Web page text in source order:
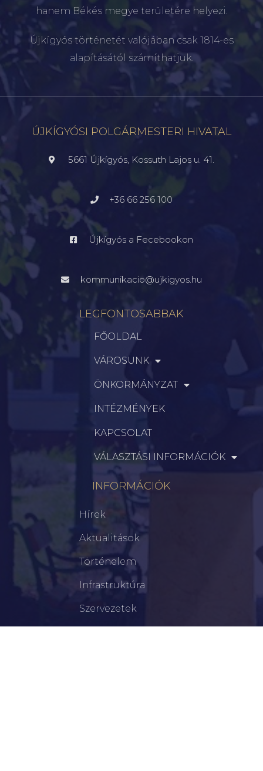
hanem Békés megye területére helyezi.
Újkígyós történetét valójában csak 1814-es
alapításától számíthatjuk.
ÚJKÍGYÓSI POLGÁRMESTERI HIVATAL
5661 Újkígyós, Kossuth Lajos u. 41.
+36 66 256 100
Újkígyós a Fecebookon
kommunikacio@ujkigyos.hu
LEGFONTOSABBAK
FŐOLDAL
VÁROSUNK
ÖNKORMÁNYZAT
INTÉZMÉNYEK
KAPCSOLAT
VÁLASZTÁSI INFORMÁCIÓK
INFORMÁCIÓK
Hírek
Aktualitások
Történelem
Infrastruktúra
Szervezetek